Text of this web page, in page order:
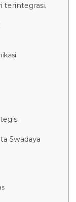
terintegrasi.
Swadaya